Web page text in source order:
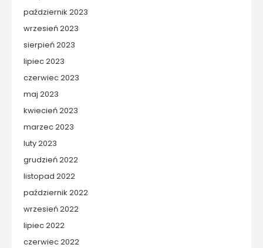
październik 2023
wrzesień 2023
sierpień 2023
lipiec 2023
czerwiec 2023
maj 2023
kwiecień 2023
marzec 2023
luty 2023
grudzień 2022
listopad 2022
październik 2022
wrzesień 2022
lipiec 2022
czerwiec 2022